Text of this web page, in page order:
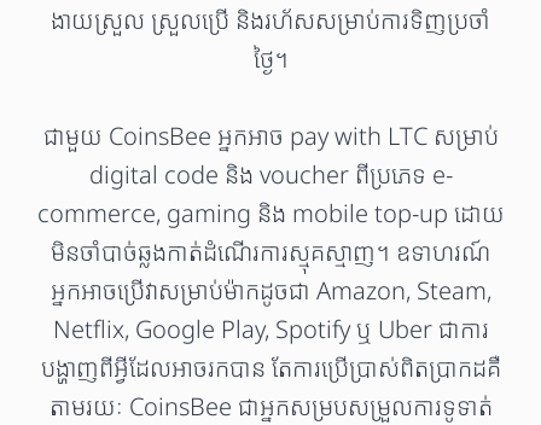
ងាយស្រួល ស្រួលប្រើ និងរហ័សសម្រាប់ការទិញប្រចាំ
ថ្ងៃ។
ជាមួយ CoinsBee អ្នកអាច pay with LTC សម្រាប់
digital code និង voucher ពីប្រភេទ e-
commerce, gaming និង mobile top-up ដោយ
មិនចាំបាច់ឆ្លងកាត់ដំណើរការស្មុគស្មាញ។ ឧទាហរណ៍
អ្នកអាចប្រើវាសម្រាប់ម៉ាកដូចជា Amazon, Steam,
Netflix, Google Play, Spotify ឬ Uber ជាការ
បង្ហាញពីអ្វីដែលអាចរកបាន តែការប្រើប្រាស់ពិតប្រាកដគឺ
តាមរយៈ CoinsBee ជាអ្នកសម្របសម្រួលការទូទាត់